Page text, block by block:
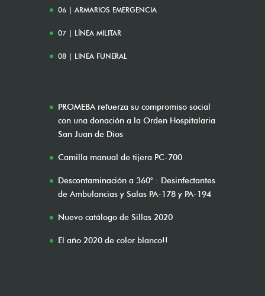
06 | ARMARIOS EMERGENCIA
07 | LÍNEA MILITAR
08 | LINEA FUNERAL
PROMEBA refuerza su compromiso social
con una donación a la Orden Hospitalaria
San Juan de Dios
Camilla manual de tijera PC-700
Descontaminación a 360° : Desinfectantes
de Ambulancias y Salas PA-178 y PA-194
Nuevo catálogo de Sillas 2020
El año 2020 de color blanco!!